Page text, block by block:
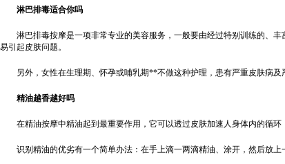
淋巴排毒适合你吗
淋巴排毒按摩是一项非常专业的美容服务，一般要由经过特别训练的、丰
易引起皮肤问题。
另外，女性在生理期、怀孕或哺乳期**不做这种护理，患有严重皮肤病及
精油越香越好吗
在精油按摩中精油起到最重要作用，它可以透过皮肤加速人身体内的循环
识别精油的优劣有一个简单办法：在手上滴一两滴精油、涂开，然后放上